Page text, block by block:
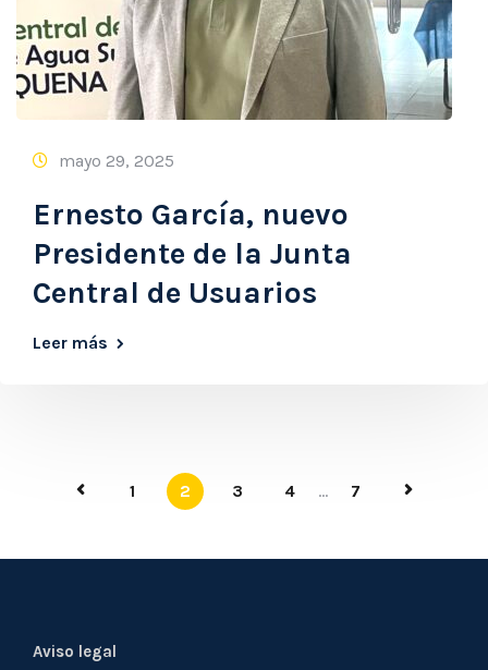
mayo 29, 2025
Ernesto García, nuevo
Presidente de la Junta
Central de Usuarios
Leer más
1 2 3 4 ... 7
Aviso legal